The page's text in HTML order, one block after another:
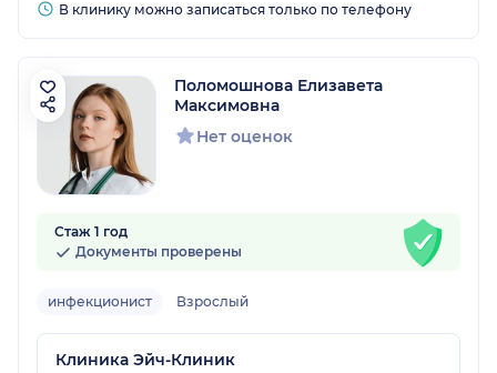
В клинику можно записаться только по телефону
Поломошнова Елизавета
Максимовна
Нет оценок
Стаж 1 год
Документы проверены
инфекционист Взрослый
Клиника Эйч-Клиник